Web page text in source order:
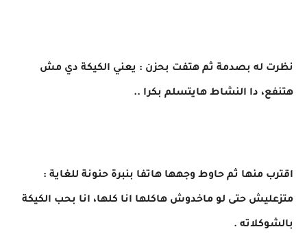
نظرت له بصدمة ثم هتفت بحزن : يعني الكيكة دي مش
هتنفع، دا النشاط هايتسلم بكرا ..
اقترب منها ثم حاوط وجهها هاتفا بنبرة حنونة للغاية :
متزعليش حتى لو ماخدوش هاكلها انا كلها، انا بحب الكيكة
بالشوكلاته .